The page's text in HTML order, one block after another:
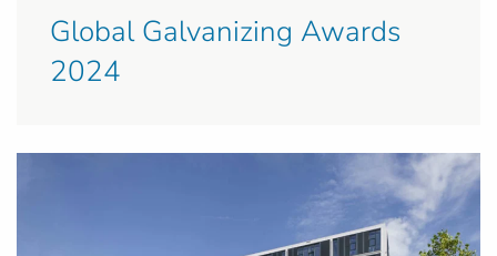
Global Galvanizing Awards
2024